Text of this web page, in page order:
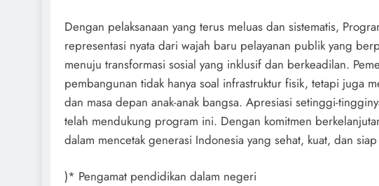
Dengan pelaksanaan yang terus meluas dan sistematis,
representasi nyata dari wajah baru pelayanan publik yang
menuju transformasi sosial yang inklusif dan berkeadilan.
pembangunan tidak hanya soal infrastruktur fisik, tetapi juga
dan masa depan anak-anak bangsa. Apresiasi setinggi-
telah mendukung program ini. Dengan komitmen
dalam mencetak generasi Indonesia yang sehat, kuat, dan
)* Pengamat pendidikan dalam negeri